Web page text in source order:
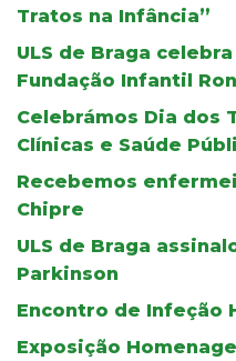
Tratos na Infância”
ULS de Braga
Fundação Infantil
Celebrámos Dia dos
Clínicas e Saúde
Recebemos
Chipre
ULS de Braga
Parkinson
Encontro de Infeção
Exposição